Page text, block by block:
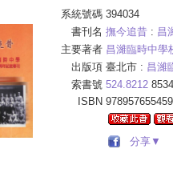
系統號碼 394034
書刊名 撫今追昔 : 昌
主要著者 昌濰臨時中學
出版項 臺北市 : 昌濰
索書號 524.8212 8534
ISBN
分享▼